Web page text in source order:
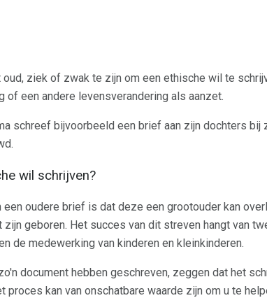
oud, ziek of zwak te zijn om een ​​ethische wil te
of een andere levensverandering als aanzet.
schreef bijvoorbeeld een brief aan zijn dochters bij
wil schrijven?
oudere brief is dat deze een grootouder kan
geboren. Het succes van dit streven hangt van
de medewerking van kinderen en kleinkinderen.
document hebben geschreven, zeggen dat het
proces kan van onschatbare waarde zijn om u te